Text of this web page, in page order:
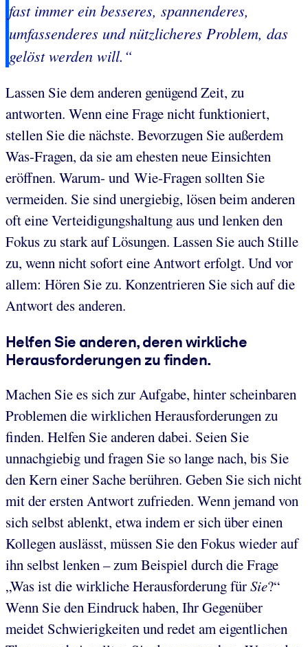
fast immer ein besseres, spannenderes,
umfassenderes und nützlicheres Problem, das
gelöst werden will.“
Lassen Sie dem anderen genügend Zeit, zu
antworten. Wenn eine Frage nicht funktioniert,
stellen Sie die nächste. Bevorzugen Sie außerdem
Was-Fragen, da sie am ehesten neue Einsichten
eröffnen. Warum- und Wie-Fragen sollten Sie
vermeiden. Sie sind unergiebig, lösen beim anderen
oft eine Verteidigungshaltung aus und lenken den
Fokus zu stark auf Lösungen. Lassen Sie auch Stille
zu, wenn nicht sofort eine Antwort erfolgt. Und vor
allem: Hören Sie zu. Konzentrieren Sie sich auf die
Antwort des anderen.
Helfen Sie anderen, deren wirkliche
Herausforderungen zu finden.
Machen Sie es sich zur Aufgabe, hinter scheinbaren
Problemen die wirklichen Herausforderungen zu
finden. Helfen Sie anderen dabei. Seien Sie
unnachgiebig und fragen Sie so lange nach, bis Sie
den Kern einer Sache berühren. Geben Sie sich nicht
mit der ersten Antwort zufrieden. Wenn jemand von
sich selbst ablenkt, etwa indem er sich über einen
Kollegen auslässt, müssen Sie den Fokus wieder auf
ihn selbst lenken – zum Beispiel durch die Frage
„Was ist die wirkliche Herausforderung fürSie?“
Wenn Sie den Eindruck haben, Ihr Gegenüber
meidet Schwierigkeiten und redet am eigentlichen